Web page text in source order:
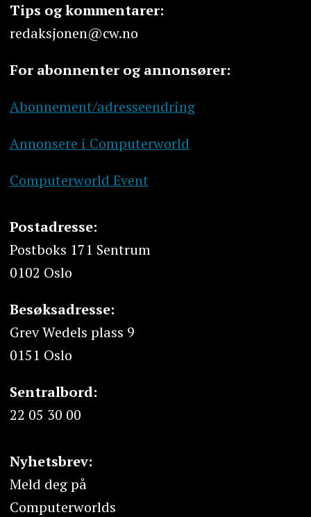
Tips og kommentarer:
redaksjonen@cw.no
For abonnenter og annonsører:
Abonnement/adresseendring
Annonsere i Computerworld
Computerworld Event
Postadresse:
Postboks 171 Sentrum
0102 Oslo
Besøksadresse:
Grev Wedels plass 9
0151 Oslo
Sentralbord:
22 05 30 00
Nyhetsbrev:
Meld deg på
Computerworlds